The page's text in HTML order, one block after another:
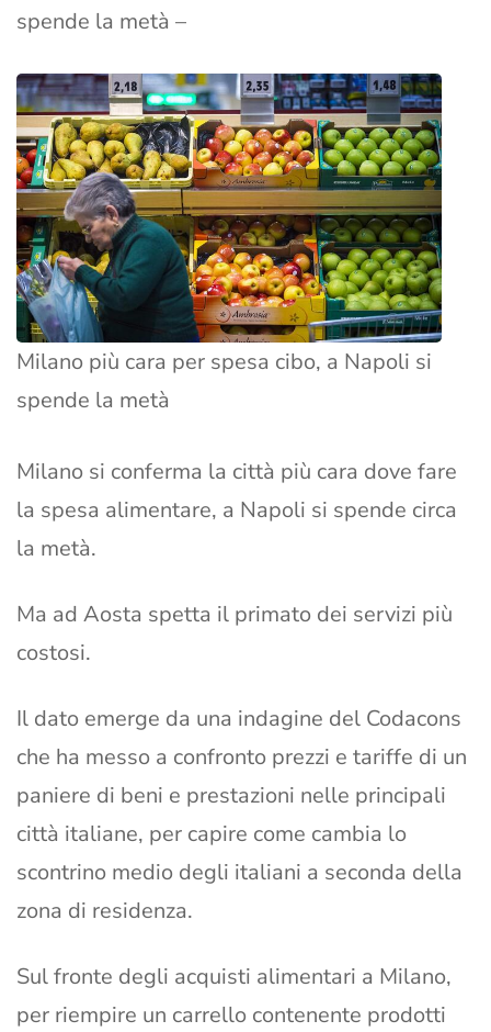
spende la metà –
Milano più cara per spesa cibo, a Napoli si
spende la metà
Milano si conferma la città più cara dove fare
la spesa alimentare, a Napoli si spende circa
la metà.
Ma ad Aosta spetta il primato dei servizi più
costosi.
Il dato emerge da una indagine del Codacons
che ha messo a confronto prezzi e tariffe di un
paniere di beni e prestazioni nelle principali
città italiane, per capire come cambia lo
scontrino medio degli italiani a seconda della
zona di residenza.
Sul fronte degli acquisti alimentari a Milano,
per riempire un carrello contenente prodotti